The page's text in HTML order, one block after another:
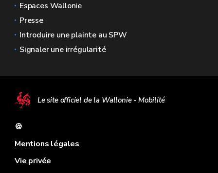
Espaces Wallonie
Presse
Introduire une plainte au SPW
Signaler une irrégularité
Le site officiel de la Wallonie - Mobilité
🍪
Mentions légales
Vie privée